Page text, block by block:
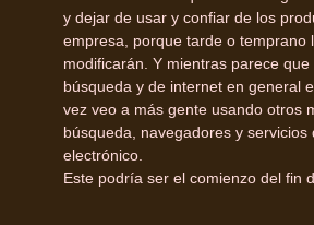
y dejar de usar y confiar de los
empresa, porque tarde o temprano
modificarán. Y mientras parece
búsqueda y de internet en general
vez veo a más gente usando otros
búsqueda, navegadores y servicios
electrónico.
Este podría ser el comienzo del fin